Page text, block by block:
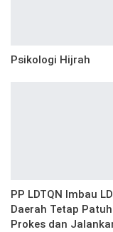
Psikologi Hijrah
PP LDTQN Imbau
Daerah Tetap
Prokes dan